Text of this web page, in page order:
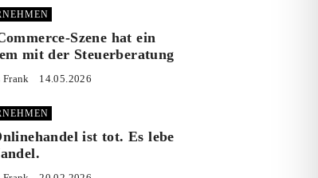
Szene hat ein
mit der Steuerberatung
Frank 14.05.2026
ist tot. Es lebe